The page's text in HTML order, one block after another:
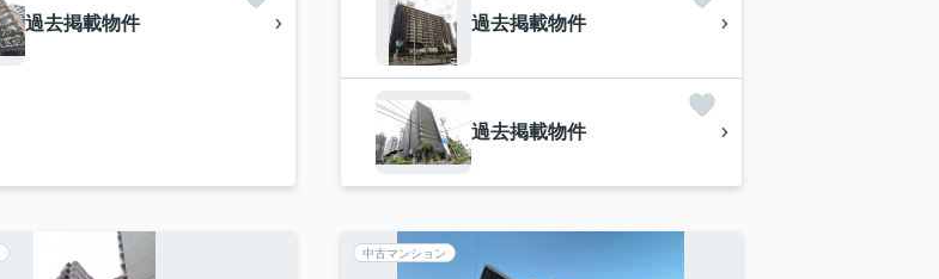
過去掲載物件 過去掲載物件
過去掲載物件
中古マンション